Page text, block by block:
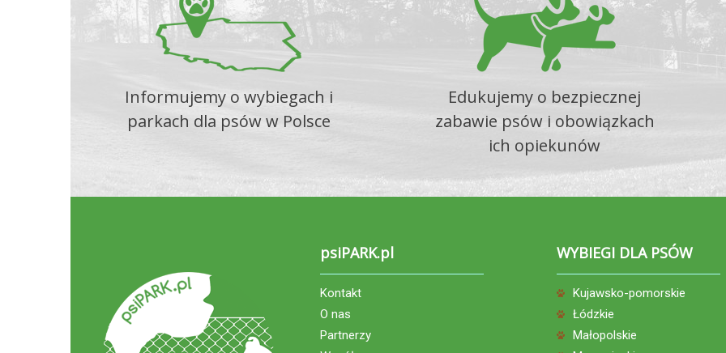
Informujemy o wybiegach i
parkach dla psów w Polsce
Edukujemy o bezpiecznej
zabawie psów i obowiązkach
ich opiekunów
psiPARK.pl
Kontakt
O nas
Partnerzy
WYBIEGI DLA PSÓW
Kujawsko-pomorskie
Łódzkie
Małopolskie